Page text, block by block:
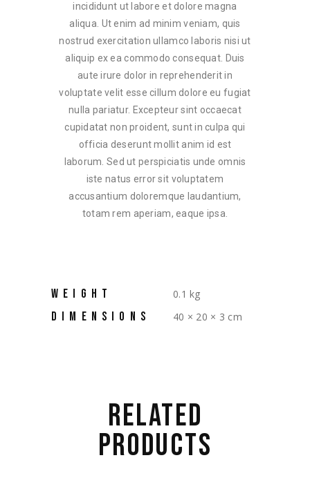
incididunt ut labore et dolore magna
aliqua. Ut enim ad minim veniam, quis
nostrud exercitation ullamco laboris nisi ut
aliquip ex ea commodo consequat. Duis
aute irure dolor in reprehenderit in
voluptate velit esse cillum dolore eu fugiat
nulla pariatur. Excepteur sint occaecat
cupidatat non proident, sunt in culpa qui
officia deserunt mollit anim id est
laborum. Sed ut perspiciatis unde omnis
iste natus error sit voluptatem
accusantium doloremque laudantium,
totam rem aperiam, eaque ipsa.
WEIGHT 0.1 kg
DIMENSIONS 40 × 20 × 3 cm
RELATED
PRODUCTS